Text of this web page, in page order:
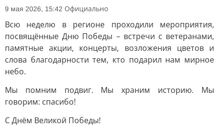
9 мая 2026, 15:42 Официально
Всю неделю в регионе проходили мероприятия,
посвящённые Дню Победы – встречи с ветеранами,
памятные акции, концерты, возложения цветов и
слова благодарности тем, кто подарил нам мирное
небо.
Мы помним подвиг. Мы храним историю. Мы
говорим: спасибо!
С Днём Великой Победы!